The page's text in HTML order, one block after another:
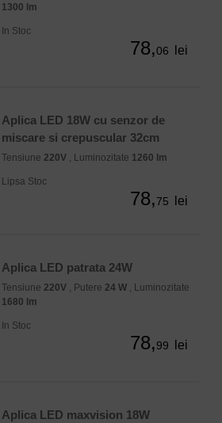
1300 lm
In Stoc
78,06 lei
Aplica LED 18W cu senzor de
miscare si crepuscular 32cm
Tensiune 220V , Luminozitate 1260 lm
Lipsa Stoc
78,75 lei
Aplica LED patrata 24W
Tensiune 220V , Putere 24 W , Luminozitate
1680 lm
In Stoc
78,99 lei
Aplica LED maxvision 18W